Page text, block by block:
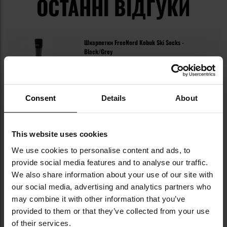
Consent Details About
This website uses cookies
We use cookies to personalise content and ads, to
provide social media features and to analyse our traffic.
We also share information about your use of our site with
our social media, advertising and analytics partners who
may combine it with other information that you’ve
provided to them or that they’ve collected from your use
of their services.
ОСТАННІ ВІДГУКИ
Шкарпетки FreeNord Kobuk Ski Socks -
Black/Grey